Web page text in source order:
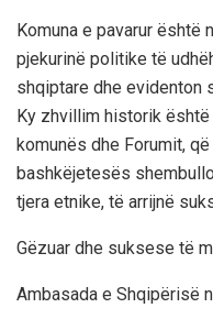
Komuna e pavarur është
pjekurinë politike të
shqiptare dhe evidenton
Ky zhvillim historik
komunës dhe Forumit,
bashkëjetesës
tjera etnike, të arrijnë
Gëzuar dhe suksese të
Ambasada e Shqipërisë